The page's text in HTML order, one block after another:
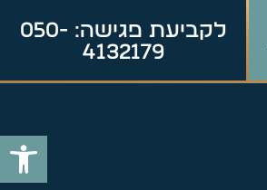
לקביעת פגישה: 050-
4132179
פתח